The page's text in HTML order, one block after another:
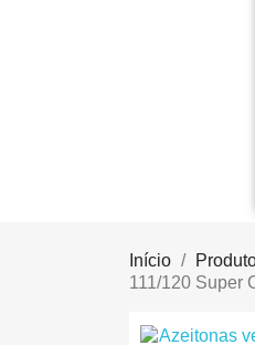
Início
111/120 Super